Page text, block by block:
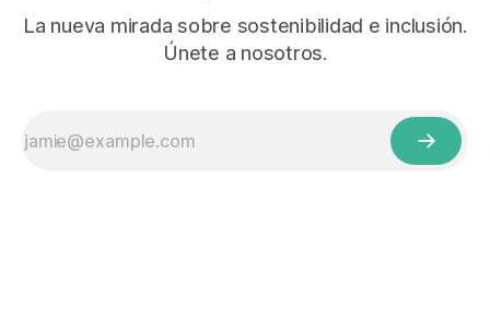
La nueva mirada sobre sostenibilidad e inclusión.
Únete a nosotros.